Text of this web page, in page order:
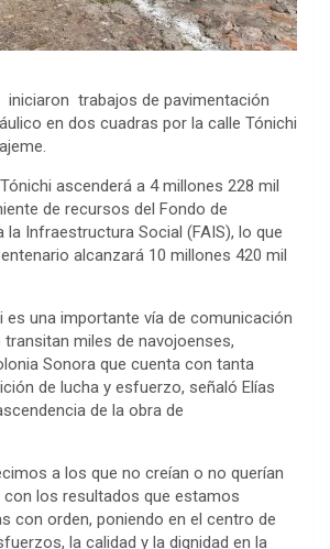
iniciaron trabajos de pavimentación
en dos cuadras por la calle Tónichi
ascenderá a 4 millones 228 mil
de recursos del Fondo de
la Infraestructura Social (FAIS), lo que
alcanzará 10 millones 420 mil
es una importante vía de comunicación
miles de navojoenses,
Sonora que cuenta con tanta
de lucha y esfuerzo, señaló Elías
de la obra de
a los que no creían o no querían
los resultados que estamos
con orden, poniendo en el centro de
la calidad y la dignidad en la